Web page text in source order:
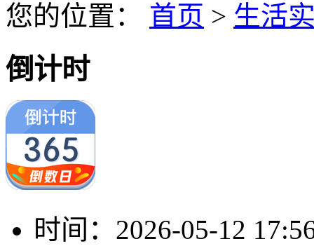
您的位置： 首页 > 生活
倒计时
时间： 2026-05-12